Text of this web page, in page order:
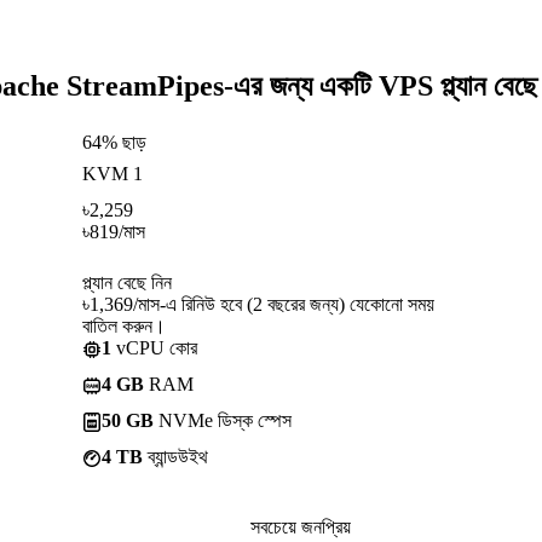
StreamPipes-এর জন্য একটি VPS প্ল্যান বেছে
64% ছাড়
KVM 1
৳2,259
৳819/মাস
প্ল্যান বেছে নিন
৳1,369/মাস-এ রিনিউ হবে (2 বছরের জন্য) যেকোনো সময়
বাতিল করুন।
1 vCPU কোর
4 GB RAM
50 GB NVMe ডিস্ক স্পেস
4 TBব্যান্ডউইথ
সবচেয়ে জনপ্রিয়